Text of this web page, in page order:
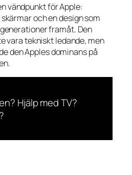
vändpunkt för Apple:
och en design som
framåt. Den
vara tekniskt ledande, men
den Apples dominans på
Hjälp med TV?